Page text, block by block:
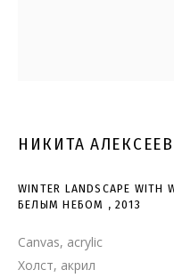
WHITE SKY
НИКИТА АЛЕКСЕЕВ
WINTER LANDSCAPE
БЕЛЫМ НЕБОМ ,2013
Canvas, acrylic
Холст, акрил